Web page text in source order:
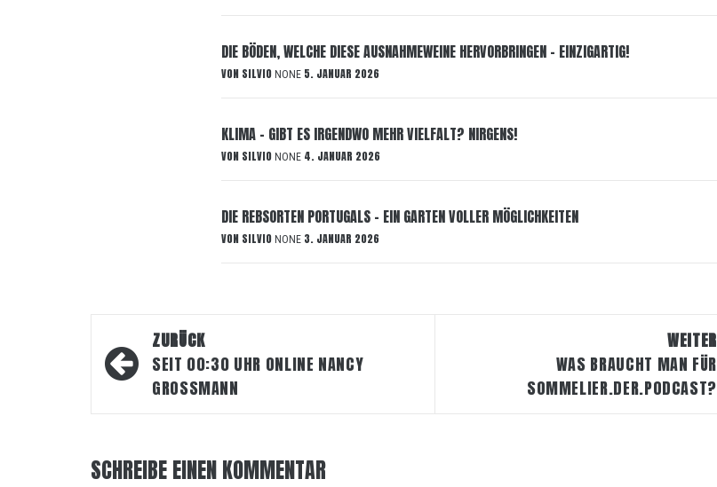
DIE BÖDEN, WELCHE DIESE AUSNAHMEWEINE HERVORBRINGEN – EINZIGARTIG!
VON SILVIO NONE 5. JANUAR 2026
KLIMA – GIBT ES IRGENDWO MEHR VIELFALT? NIRGENS!
VON SILVIO NONE 4. JANUAR 2026
DIE REBSORTEN PORTUGALS – EIN GARTEN VOLLER MÖGLICHKEITEN
VON SILVIO NONE 3. JANUAR 2026
Beitragsnavigation
ZURÜCK
SEIT 00:30 UHR ONLINE NANCY
GROSSMANN
WEITER
WAS BRAUCHT MAN FÜR
SOMMELIER.DER.PODCAST?
SCHREIBE EINEN KOMMENTAR